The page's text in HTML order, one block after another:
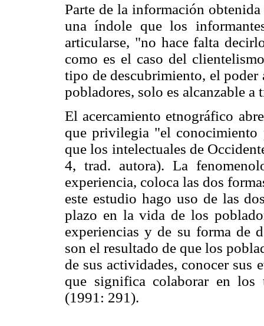
Parte de la información
una índole que los
articularse, "no hace falta
como es el caso del
tipo de descubrimiento, el
pobladores, solo es alcanzable
El acercamiento etnográfico
que privilegia "el
que los intelectuales de
4, trad. autora). La
experiencia, coloca las dos
este estudio hago uso de las
plazo en la vida de los
experiencias y de su forma de
son el resultado de que los
de sus actividades, conocer sus
que significa colaborar en
(1991: 291).